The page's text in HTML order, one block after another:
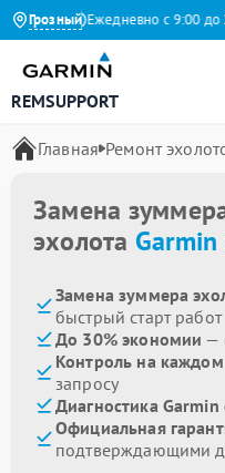
ГрозныйЕжедневно с 9:00 до
REMSUPPORT
Главная Ремонт
Замена
эхолота Garmin
Замена зуммера
быстрый старт работ
До 30% экономии —
Контроль на каждом
запросу
Диагностика
Официальная
подтверждающими